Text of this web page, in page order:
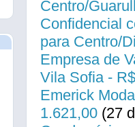
Centro/
Confidencial
para Centro/
Empresa de
Vila Sofia -
Emerick
1.621,00 (27